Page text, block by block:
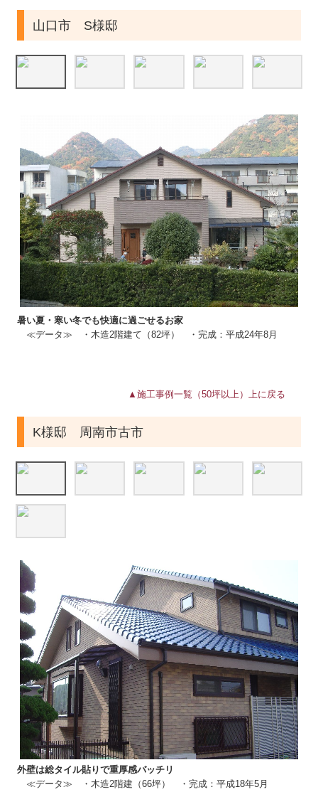
山口市 S様邸
暑い夏・寒い冬でも快適に過ごせるお家
≪データ≫ ・木造2階建て（82坪） ・完成：平成24年8月
▲施工事例一覧（50坪以上）上に戻る
K様邸 周南市古市
外壁は総タイル貼りで重厚感バッチリ
≪データ≫ ・木造2階建（66坪） ・完成：平成18年5月